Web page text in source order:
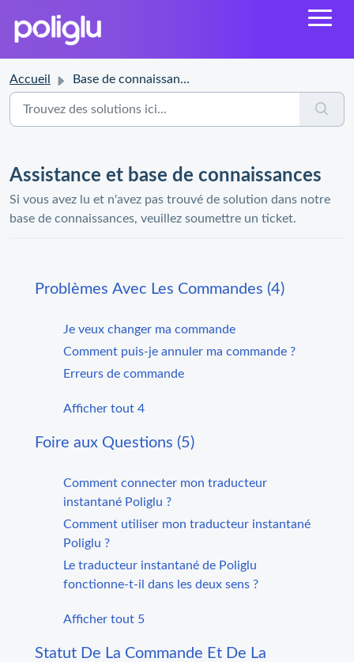
Accueil Base de connaissances
Assistance et base de connaissances
Si vous avez lu et n'avez pas trouvé de solution dans notre
base de connaissances, veuillez soumettre un ticket.
Problèmes Avec Les Commandes (4)
Je veux changer ma commande
Comment puis-je annuler ma commande ?
Erreurs de commande
Afficher tout 4
Foire aux Questions (5)
Comment connecter mon traducteur
instantané Poliglu ?
Comment utiliser mon traducteur instantané
Poliglu ?
Le traducteur instantané de Poliglu
fonctionne-t-il dans les deux sens ?
Afficher tout 5
Statut De La Commande Et De La